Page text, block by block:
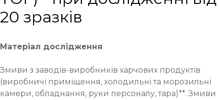
20 зразків
Матеріал дослідження
Змиви з заводів-виробників харчових продуктів
(виробничі приміщення, холодильні та морозильні
камери, обладнання, руки персоналу, тара)**. Змиви